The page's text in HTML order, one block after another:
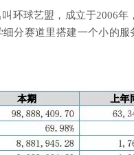
环球艺盟，成立于2006
分赛道里搭建一个小的